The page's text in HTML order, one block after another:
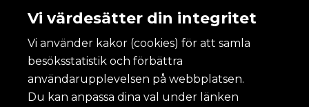
Kulturanalys
Om Kulturanalys
Lättläst
Vi värdesätter din integritet
Vi använder kakor (cookies) för att samla
besöksstatistik och förbättra
användarupplevelsen på webbplatsen.
Du kan anpassa dina val under länken